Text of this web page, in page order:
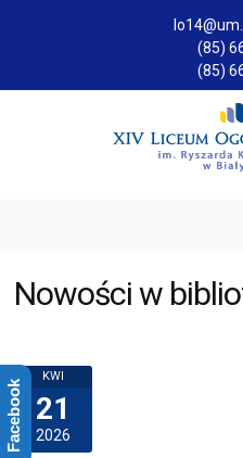
(85)
(85)
Nowości w
KWI
21
2026
Facebook